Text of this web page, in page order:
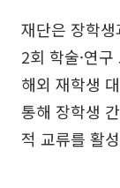
재단은 장학
2회 학술·연
해외 재학생
통해 장학생
적 교류를 활